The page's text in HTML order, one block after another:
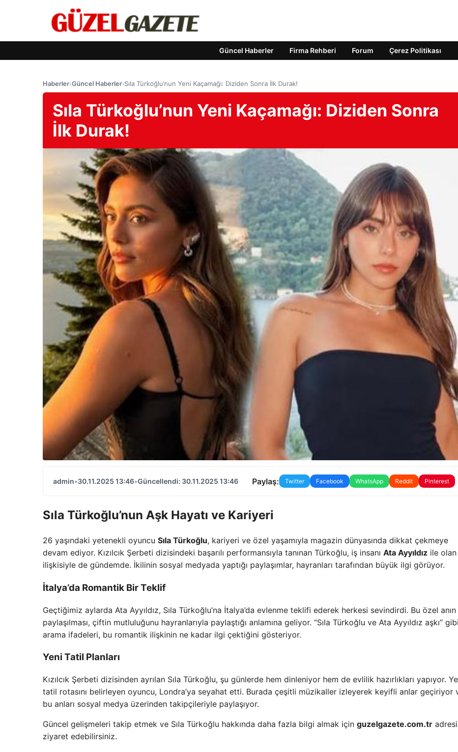
Güncel Haberler Firma Rehberi Forum Çerez Politikası
Haberler›Güncel Haberler›Sıla Türkoğlu’nun Yeni Kaçamağı: Diziden Sonra İlk Durak!
Sıla Türkoğlu’nun Yeni Kaçamağı: Diziden Sonra
İlk Durak!
admin•30.11.2025 13:46•Güncellendi: 30.11.2025 13:46 Paylaş: Twitter Facebook WhatsApp Reddit Pinterest
Sıla Türkoğlu’nun Aşk Hayatı ve Kariyeri
26 yaşındaki yetenekli oyuncu Sıla Türkoğlu, kariyeri ve özel yaşamıyla magazin dünyasında dikkat çekmeye
devam ediyor. Kızılcık Şerbeti dizisindeki başarılı performansıyla tanınan Türkoğlu, iş insanı Ata Ayyıldız ile olan
ilişkisiyle de gündemde. İkilinin sosyal medyada yaptığı paylaşımlar, hayranları tarafından büyük ilgi görüyor.
İtalya’da Romantik Bir Teklif
Geçtiğimiz aylarda Ata Ayyıldız, Sıla Türkoğlu’na İtalya’da evlenme teklifi ederek herkesi sevindirdi. Bu özel anın
paylaşılması, çiftin mutluluğunu hayranlarıyla paylaştığı anlamına geliyor. “Sıla Türkoğlu ve Ata Ayyıldız aşkı” gibi
arama ifadeleri, bu romantik ilişkinin ne kadar ilgi çektiğini gösteriyor.
Yeni Tatil Planları
Kızılcık Şerbeti dizisinden ayrılan Sıla Türkoğlu, şu günlerde hem dinleniyor hem de evlilik hazırlıkları yapıyor.
tatil rotasını belirleyen oyuncu, Londra’ya seyahat etti. Burada çeşitli müzikaller izleyerek keyifli anlar geçiriyor
bu anları sosyal medya üzerinden takipçileriyle paylaşıyor.
Güncel gelişmeleri takip etmek ve Sıla Türkoğlu hakkında daha fazla bilgi almak için guzelgazete.com.tr
ziyaret edebilirsiniz.